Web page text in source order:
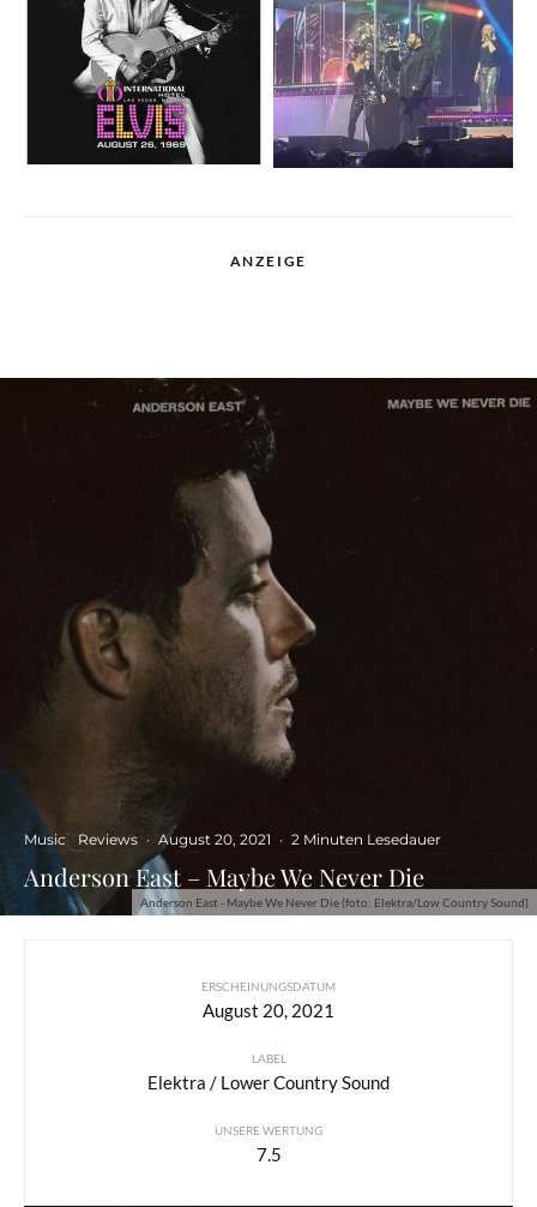
ANZEIGE
Anderson East - Maybe We Never Die (foto: Elektra/Low Country Sound)
Music Reviews · August 20, 2021 · 2 Minuten Lesedauer
Anderson East – Maybe We Never Die
ERSCHEINUNGSDATUM
August 20, 2021
LABEL
Elektra / Lower Country Sound
UNSERE WERTUNG
7.5